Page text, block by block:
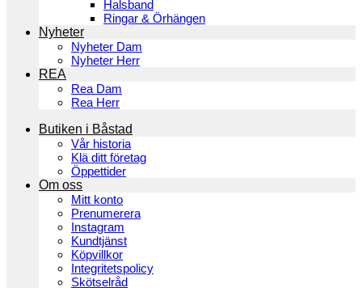
Halsband
Ringar & Örhängen
Nyheter
Nyheter Dam
Nyheter Herr
REA
Rea Dam
Rea Herr
Butiken i Båstad
Vår historia
Klä ditt företag
Öppettider
Om oss
Mitt konto
Prenumerera
Instagram
Kundtjänst
Köpvillkor
Integritetspolicy
Skötselråd